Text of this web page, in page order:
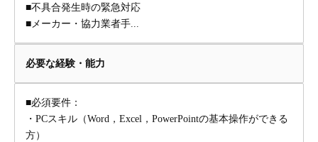
■不具合発生時の緊急対応
■メーカー・協力業者手...
必要な経験・能力
■必須要件：
・PCスキル（Word，Excel，PowerPointの基本操作ができる
方）